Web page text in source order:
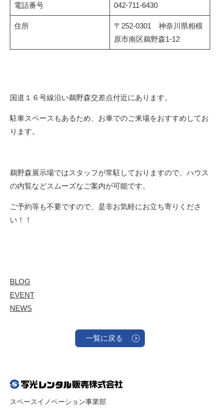
電話番号 042-711-6430
住所
〒252-0301 神奈川県相模
原市南区鵜野森1-12
国道１６号線沿い鵜野森交差点付近にあります。
駐車スペースもあるため、お車でのご来場をおすすめしてお
ります。
鵜野森展示場ではスタッフが常駐しておりますので、ハウス
の内覧などスムーズなご案内が可能です。
ご予約等も不要ですので、是非お気軽にお立ち寄りくださ
い！！
BLOG
EVENT
NEWS
一覧に戻る
スペースイノベーション事業部